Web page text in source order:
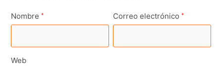
Nombre* Correo electrónico*
Web